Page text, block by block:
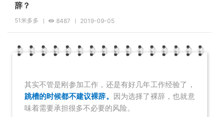
辞？
51米多多 8487 2019-09-05
其实不管是刚参加工作，还是有好几年工作经验了，
跳槽的时候都不建议裸辞。 因为选择了裸辞，也就意
味着需要承担很多不必要的风险。